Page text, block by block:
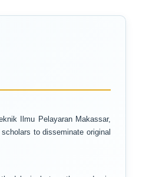
Ilmu Pelayaran Makassar,
to disseminate original